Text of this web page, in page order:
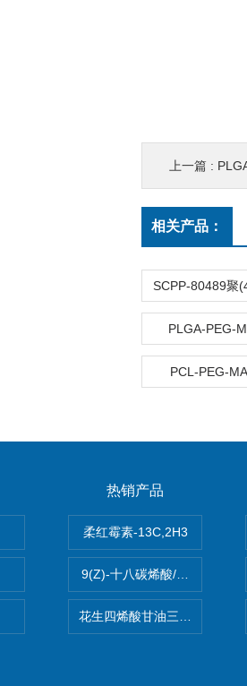
上一篇 :
相关产品：
PLGA-PEG-
PCL-PEG-
热销产品
柔红霉素-13C,2H3
9(Z)-十八碳烯酸/油酸
花生四烯酸甘油三酯(顺式-